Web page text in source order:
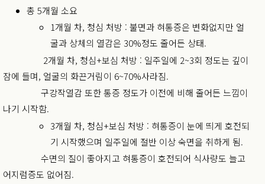
총 5개월 소요
1개월 차, 청심 처방 : 불면과 혀통증은 변화없지만 얼
굴과 상체의 열감은 30%정도 줄어든 상태.
2개월 차, 청심+보심 처방 : 일주일에 2~3회 정도는 깊이
잠에 들며, 얼굴의 화끈거림이 6~70%사라짐.
구강작열감 또한 통증 정도가 이전에 비해 줄어든 느낌이
나기 시작함.
3개월 차, 청심+보심 처방 : 혀통증이 눈에 띄게 호전되
기 시작했으며 일주일에 절반 이상 숙면을 취하게 됨.
수면의 질이 좋아지고 혀통증이 호전되어 식사량도 늘고
어지럼증도 없어짐.